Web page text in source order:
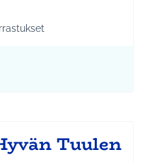
Tuusula
mukaan: Liikunta ja
Tuulen